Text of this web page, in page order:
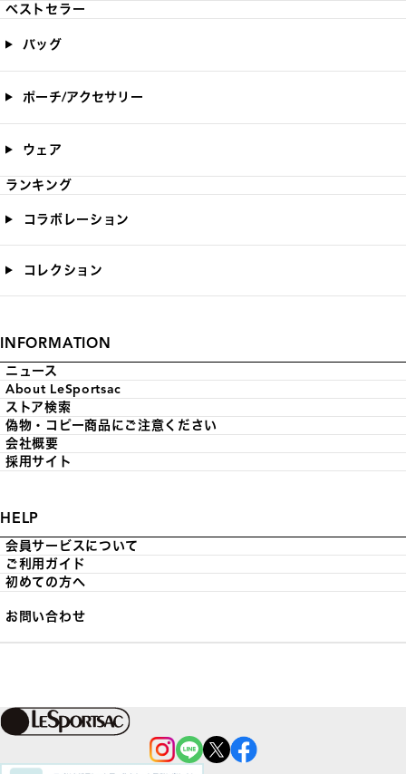
ベストセラー
バッグ
ポーチ/アクセサリー
ウェア
ランキング
コラボレーション
コレクション
INFORMATION
ニュース
About LeSportsac
ストア検索
偽物・コピー商品にご注意ください
会社概要
採用サイト
HELP
会員サービスについて
ご利用ガイド
初めての方へ
お問い合わせ